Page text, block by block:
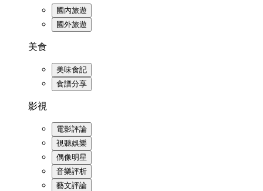
國內旅遊
國外旅遊
美食
美味食記
食譜分享
影視
電影評論
視聽娛樂
偶像明星
音樂評析
藝文評論